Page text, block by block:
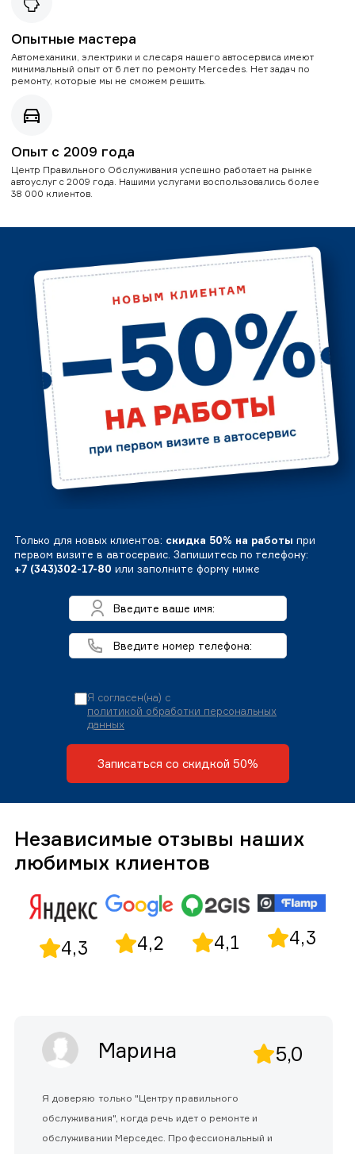
Опытные мастера
Автомеханики, электрики и слесаря нашего автосервиса имеют
минимальный опыт от 6 лет по ремонту Mercedes. Нет задач по
ремонту, которые мы не сможем решить.
Опыт с 2009 года
Центр Правильного Обслуживания успешно работает на рынке
автоуслуг с 2009 года. Нашими услугами воспользовались более
38 000 клиентов.
Только для новых клиентов: скидка 50% на работы при
первом визите в автосервис. Запишитесь по телефону:
+7 (343)302-17-80 или заполните форму ниже
Я согласен(на) с
политикой обработки персональных
данных
Записаться со скидкой 50%
Независимые отзывы наших
любимых клиентов
4,3 4,2 4,1 4,3
Марина 5,0
Я доверяю только "Центру правильного
обслуживания", когда речь идет о ремонте и
обслуживании Мерседес. Профессиональный и